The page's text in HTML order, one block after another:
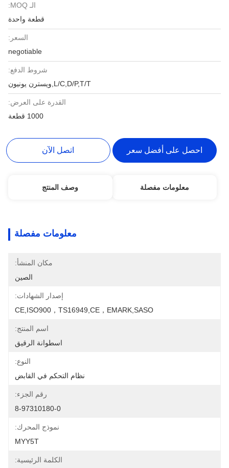
الـ MOQ:
قطعة واحدة
السعر:
negotiable
شروط الدفع:
L/C,D/P,T/T,ويسترن يونيون
القدرة على العرض:
1000 قطعة
احصل على أفضل سعر اتصل الآن
معلومات مفصلة وصف المنتج
معلومات مفصلة
مكان المنشأ:
الصين
إصدار الشهادات:
CE,ISO900，TS16949,CE，EMARK,SASO
اسم المنتج:
اسطوانة الرقيق
النوع:
نظام التحكم في القابض
رقم الجزء:
8-97310180-0
نموذج المحرك:
MYY5T
الكلمة الرئيسية: